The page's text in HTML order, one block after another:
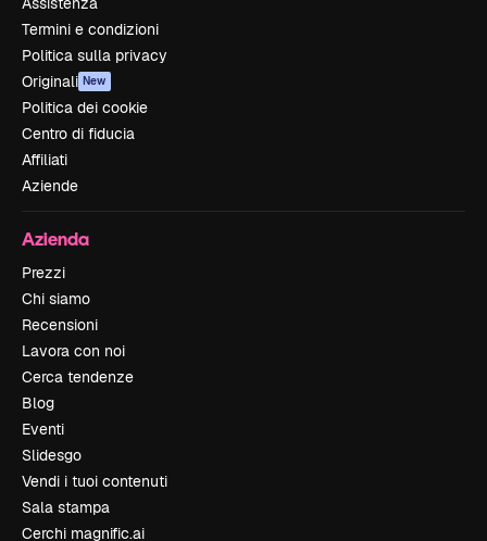
Termini e condizioni
Politica sulla privacy
Originali New
Politica dei cookie
Centro di fiducia
Affiliati
Aziende
Azienda
Prezzi
Chi siamo
Recensioni
Lavora con noi
Cerca tendenze
Blog
Eventi
Slidesgo
Vendi i tuoi contenuti
Sala stampa
Cerchi magnific.ai